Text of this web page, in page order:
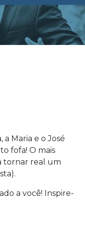
Maria e o José
fofa! O mais
tornar real um
a você! Inspire-